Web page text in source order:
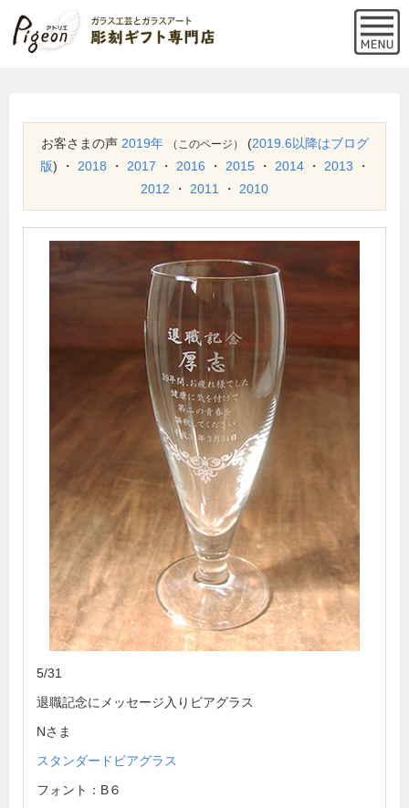
お客さまの声 2019年 （このページ） (2019.6以降はブログ
版) ・ 2018 ・ 2017 ・ 2016 ・ 2015・ 2014・ 2013 ・
2012 ・ 2011 ・ 2010
5/31
退職記念にメッセージ入りビアグラス
Nさま
スタンダードビアグラス
フォント：B６